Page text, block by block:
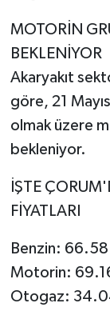
MOTORİN
BEKLENİYOR
Akaryakıt
göre, 21
olmak üzere
bekleniyor.
İŞTE
FİYATLARI
Benzin: 66.58
Motorin:
Otogaz: